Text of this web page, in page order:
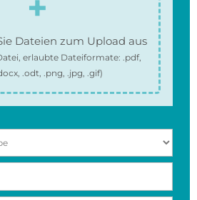
Dateien zum Upload aus
erlaubte Dateiformate: .pdf,
.odt, .png, .jpg, .gif)